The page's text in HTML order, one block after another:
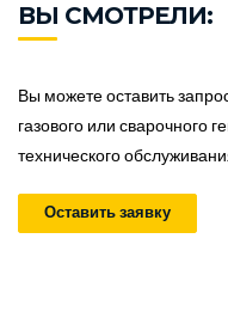
ВЫ СМОТРЕЛИ:
Вы можете оставить
газового или сварочного
технического
Оставить заявку